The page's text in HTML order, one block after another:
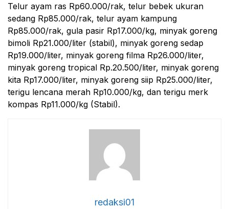
Telur ayam ras Rp60.000/rak, telur bebek ukuran
sedang Rp85.000/rak, telur ayam kampung
Rp85.000/rak, gula pasir Rp17.000/kg, minyak goreng
bimoli Rp21.000/liter (stabil), minyak goreng sedap
Rp19.000/liter, minyak goreng filma Rp26.000/liter,
minyak goreng tropical Rp.20.500/liter, minyak goreng
kita Rp17.000/liter, minyak goreng siip Rp25.000/liter,
terigu lencana merah Rp10.000/kg, dan terigu merk
kompas Rp11.000/kg (Stabil).
redaksi01